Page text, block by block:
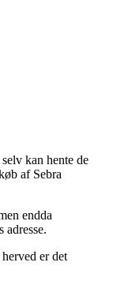
kan hente de
af Sebra
endda
er det